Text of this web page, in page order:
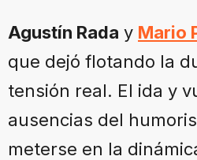
Agustín Rada y Mario
que dejó flotando la
tensión real. El ida y
ausencias del
meterse en la